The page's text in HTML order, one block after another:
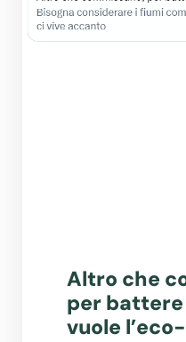
Altro che
per
vuole